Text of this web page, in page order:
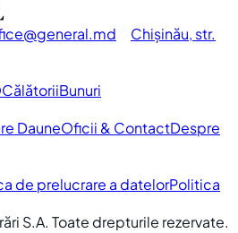
general.md
Chișinău, str.
CălătoriiBunuri
DauneOficii & ContactDespre
de prelucrare a datelorPolitica
S.A. Toate drepturile rezervate.